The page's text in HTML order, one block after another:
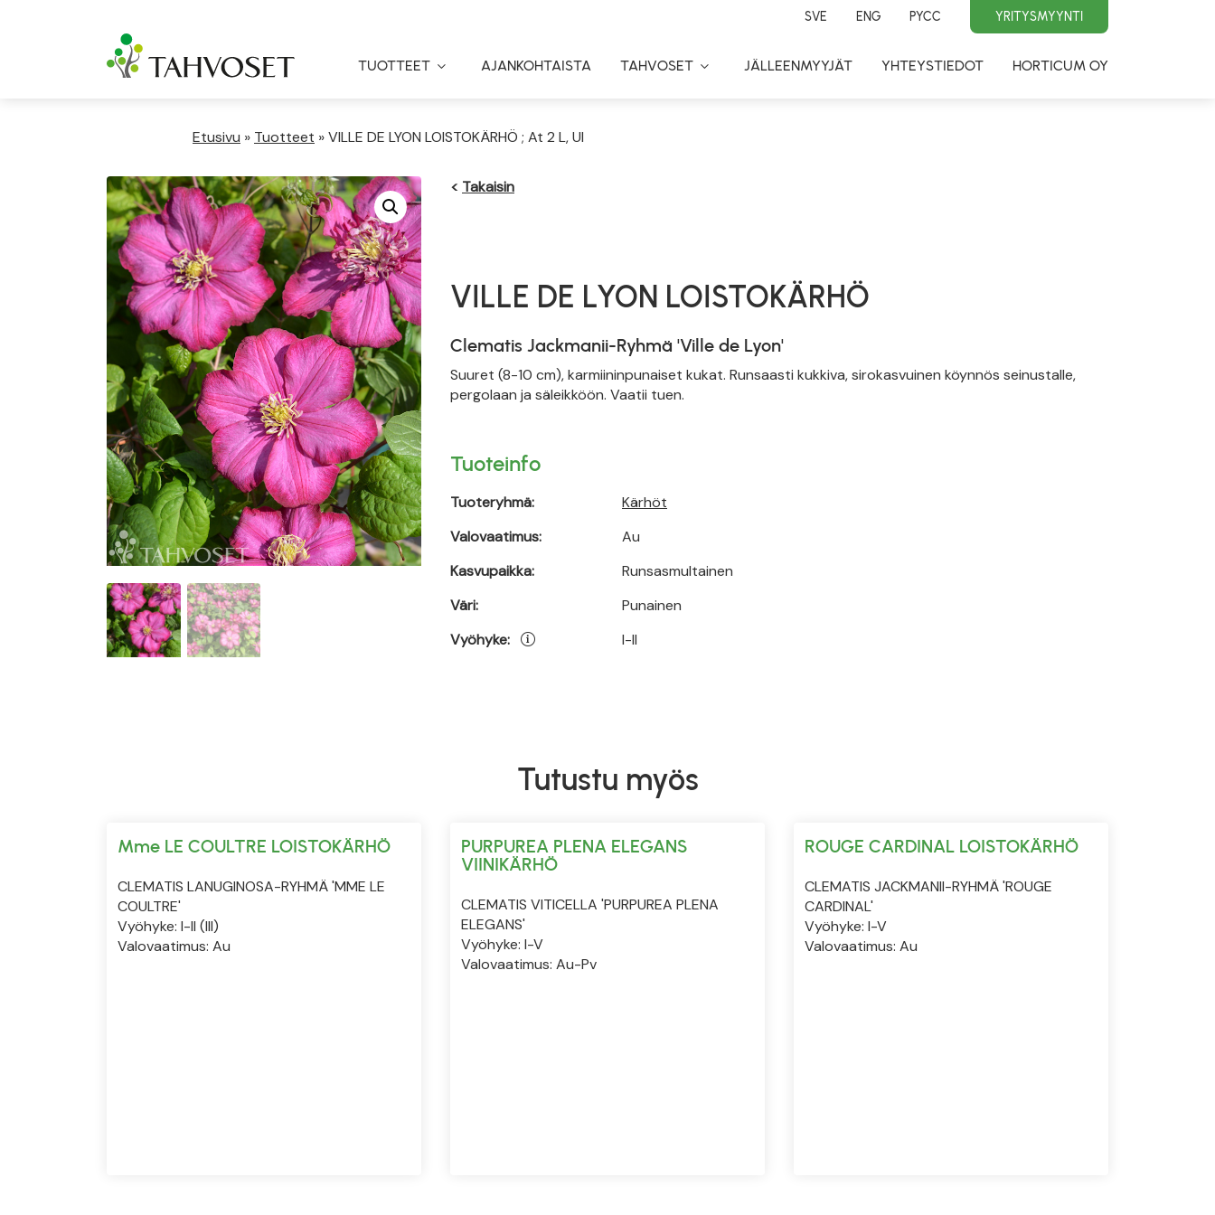
SVE ENG PYCC YRITYSMYYNTI
TUOTTEET
Toggle
AJANKOHTAISTA TAHVOSET
Toggle
JÄLLEENMYYJÄT YHTEYSTIEDOT HORTICUM OY
Etusivu » Tuotteet »VILLE DE LYON LOISTOKÄRHÖ ; At 2 L, Ul
< Takaisin
VILLE DE LYON LOISTOKÄRHÖ
Clematis Jackmanii-Ryhmä 'Ville de Lyon'
Suuret (8-10 cm), karmiininpunaiset kukat. Runsaasti kukkiva, sirokasvuinen köynnös seinustalle,
pergolaan ja säleikköön. Vaatii tuen.
Tuoteinfo
Tuoteryhmä:
Valovaatimus:
Kasvupaikka:
Väri:
Vyöhyke:
Kärhöt
Au
Runsasmultainen
Punainen
I-II
Tutustu myös
Mme LE COULTRE LOISTOKÄRHÖ
CLEMATIS LANUGINOSA-RYHMÄ 'MME LE
COULTRE'
Vyöhyke: I-II (III)
Valovaatimus: Au
PURPUREA PLENA ELEGANS
VIINIKÄRHÖ
CLEMATIS VITICELLA 'PURPUREA PLENA
ELEGANS'
Vyöhyke: I-V
Valovaatimus: Au-Pv
ROUGE CARDINAL LOISTOKÄRHÖ
CLEMATIS JACKMANII-RYHMÄ 'ROUGE
CARDINAL'
Vyöhyke: I-V
Valovaatimus: Au